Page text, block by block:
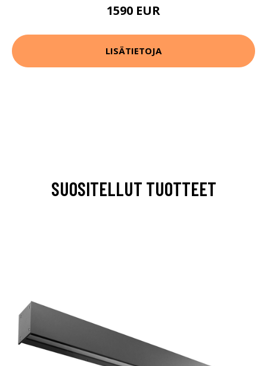
1590 EUR
LISÄTIETOJA
SUOSITELLUT TUOTTEET